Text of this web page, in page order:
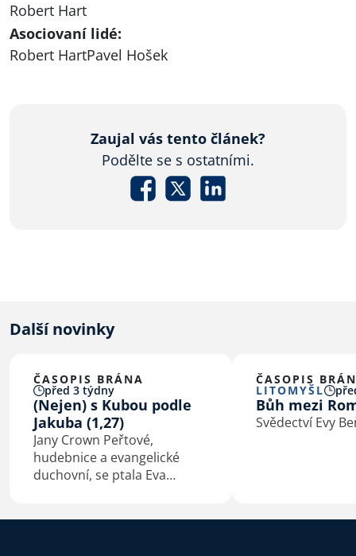
Robert Hart
Asociovaní lidé:
Robert HartPavel Hošek
Zaujal vás tento článek?
Podělte se s ostatními.
Další novinky
ČASOPIS BRÁNA
před 3 týdny
(Nejen) s Kubou podle
Jakuba (1,27)
Jany Crown Peřtové,
hudebnice a evangelické
duchovní, se ptala Eva
ČASOPIS
LITOMYŠL
Bůh mezi
Svědectví Evy